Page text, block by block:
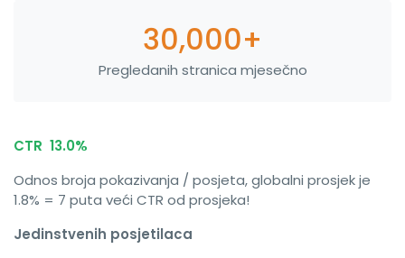
30,000+
Pregledanih stranica mjesečno
CTR 13.0%
Odnos broja pokazivanja / posjeta, globalni prosjek je
1.8% = 7 puta veći CTR od prosjeka!
Jedinstvenih posjetilaca